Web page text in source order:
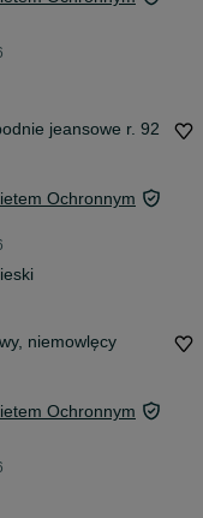
jeansowe r. 92
Ochronnym
niemowlęcy
Ochronnym